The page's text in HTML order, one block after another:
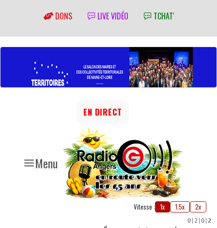
DONS LIVE VIDÉO TCHAT'
Menu
EN DIRECT
Vitesse : 1x 1.5x 2x
0 2 0 2